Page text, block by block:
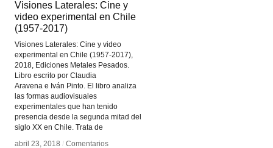
Visiones Laterales: Cine y
video experimental en Chile
(1957-2017)
Visiones Laterales: Cine y video
experimental en Chile (1957-2017),
2018, Ediciones Metales Pesados.
Libro escrito por Claudia
Aravena e Iván Pinto. El libro analiza
las formas audiovisuales
experimentales que han tenido
presencia desde la segunda mitad del
siglo XX en Chile. Trata de
abril 23, 2018 / Comentarios
Visiones Laterales: Cine y
video experimental en Chile
(1957-2017)
abril 23, 2018 / Comentarios